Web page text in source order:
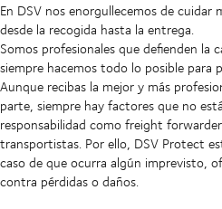
En DSV nos enorgullecemos de cuidar
desde la recogida hasta la entrega.
Somos profesionales que defienden la
siempre hacemos todo lo posible para
Aunque recibas la mejor y más
parte, siempre hay factores que no
responsabilidad como freight
transportistas. Por ello, DSV Protect
caso de que ocurra algún imprevisto,
contra pérdidas o daños.